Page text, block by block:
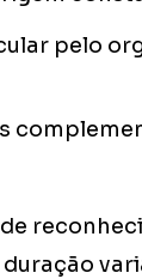
pelo